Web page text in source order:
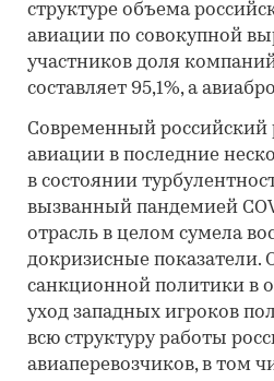
структуре объема
авиации по совокупной
участников доля
составляет 95,1%, а
Современный российский
авиации в последние
в состоянии
вызванный пандемией
отрасль в целом сумела
докризисные показатели.
санкционной политики в
уход западных игроков
всю структуру работы
авиаперевозчиков, в том